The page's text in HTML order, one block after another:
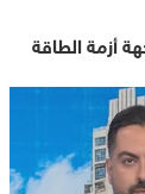
أزمة الطاقة